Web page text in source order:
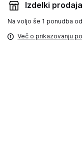
Izdelki
Na voljo še 1 ponudba
Več o prikazovanju